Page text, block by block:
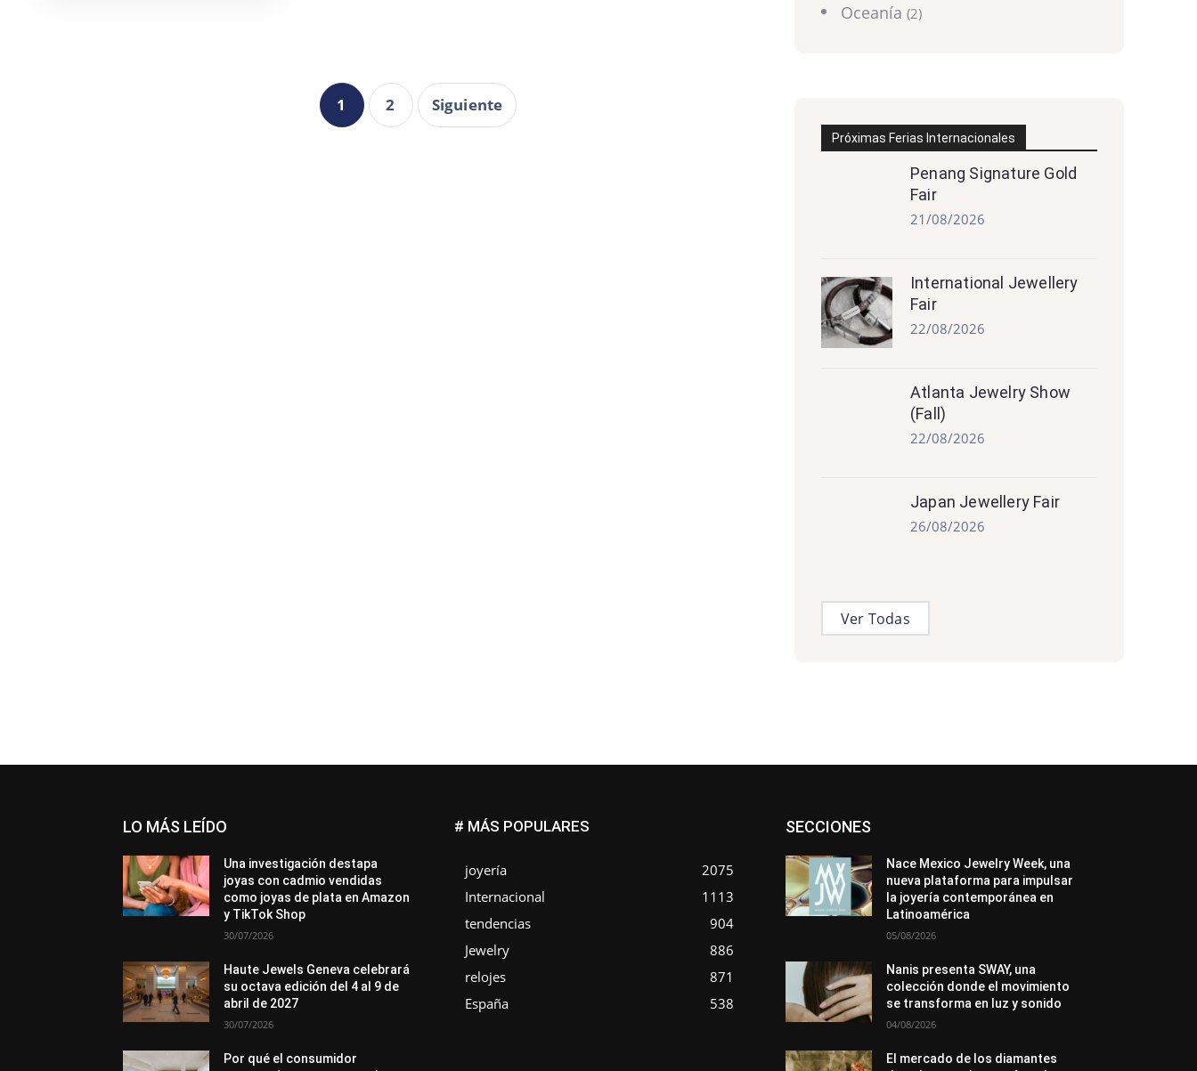
1 2 Siguiente
Oceanía (2)
Próximas Ferias Internacionales
Penang Signature Gold
Fair
21/08/2026
International Jewellery
Fair
22/08/2026
Atlanta Jewelry Show
(Fall)
22/08/2026
Japan Jewellery Fair
26/08/2026
Ver Todas
LO MÁS LEÍDO
Una investigación destapa
joyas con cadmio vendidas
como joyas de plata en Amazon
y TikTok Shop
30/07/2026
Haute Jewels Geneva celebrará
su octava edición del 4 al 9 de
abril de 2027
30/07/2026
Por qué el consumidor
# MÁS POPULARES
joyería
2075
Internacional
1113
tendencias
904
Jewelry
886
relojes
871
España
538
SECCIONESAsociaciones
En tendencia
In memoriam
La Pluma de Pedro Pérez
México
Mundo Técnico
Novedades
Opiniones
Perspectiva
Premios
Secciones
Sin categoría
Nace Mexico Jewelry Week, una
nueva plataforma para impulsar
la joyería contemporánea en
Latinoamérica
05/08/2026
Nanis presenta SWAY, una
colección donde el movimiento
se transforma en luz y sonido
04/08/2026
El mercado de los diamantes